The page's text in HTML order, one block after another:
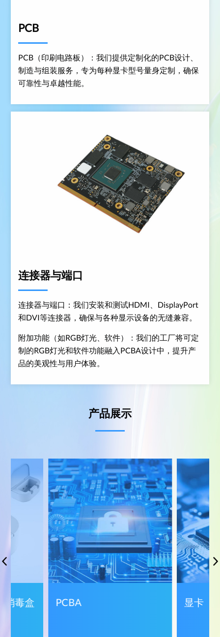
PCB
PCB（印刷电路板）：我们提供定制化的PCB设计、
制造与组装服务，专为每种显卡型号量身定制，确保
可靠性与卓越性能。
连接器与端口
连接器与端口：我们安装和测试HDMI、DisplayPort
和DVI等连接器，确保与各种显示设备的无缝兼容。
附加功能（如RGB灯光、软件）：我们的工厂将可定
制的RGB灯光和软件功能融入PCBA设计中，提升产
品的美观性与用户体验。
产品展示
消毒盒 PCBA 显卡